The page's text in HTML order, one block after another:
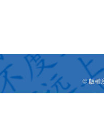
© 版權